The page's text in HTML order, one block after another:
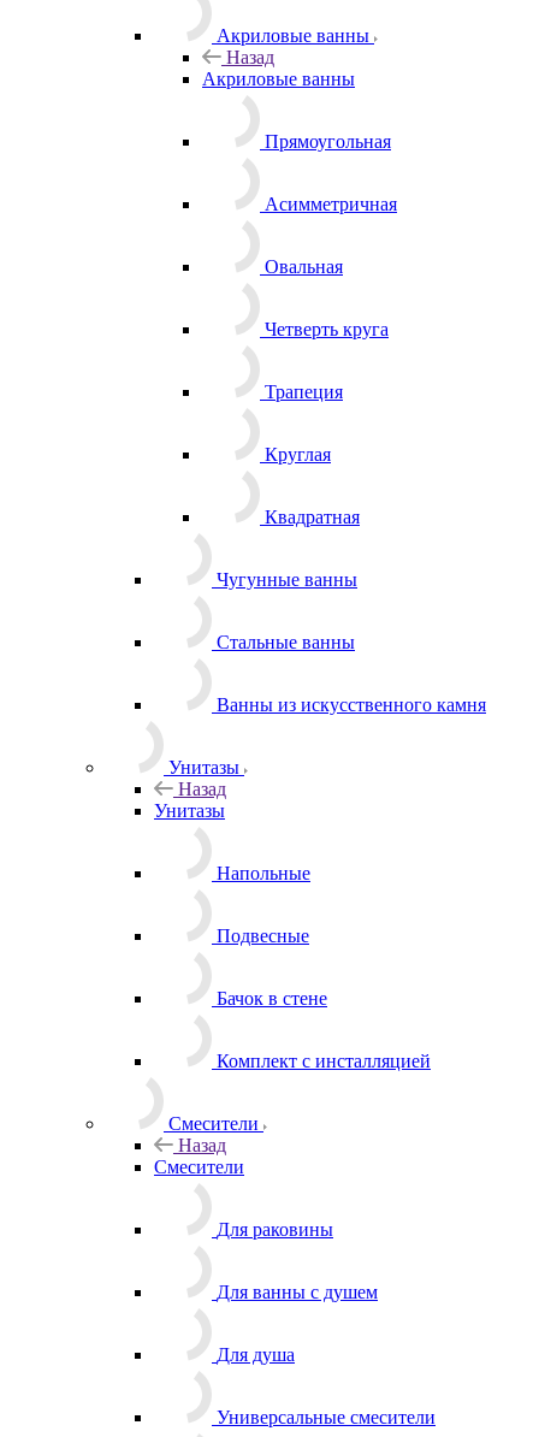
Акриловые ванны
Назад
Акриловые ванны
Прямоугольная
Асимметричная
Овальная
Четверть круга
Трапеция
Круглая
Квадратная
Чугунные ванны
Стальные ванны
Ванны из искусственного камня
Унитазы
Назад
Унитазы
Напольные
Подвесные
Бачок в стене
Комплект с инсталляцией
Смесители
Назад
Смесители
Для раковины
Для ванны с душем
Для душа
Универсальные смесители